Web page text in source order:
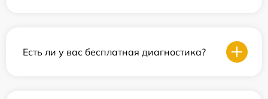
Есть ли у вас бесплатная диагностика?